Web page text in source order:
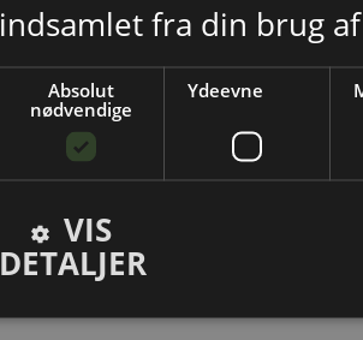
indsamlet fra din brug
Absolut
nødvendige
Ydeevne
VIS
DETALJER